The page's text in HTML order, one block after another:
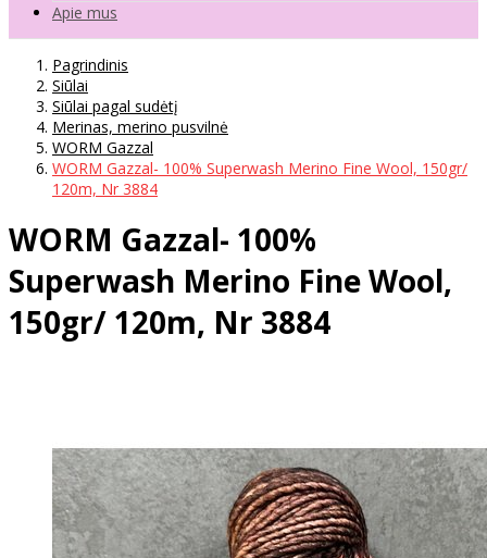
Apie mus
Pagrindinis
Siūlai
Siūlai pagal sudėtį
Merinas, merino pusvilnė
WORM Gazzal
WORM Gazzal- 100% Superwash Merino Fine Wool, 150gr/
120m, Nr 3884
WORM Gazzal- 100%
Superwash Merino Fine Wool,
150gr/ 120m, Nr 3884